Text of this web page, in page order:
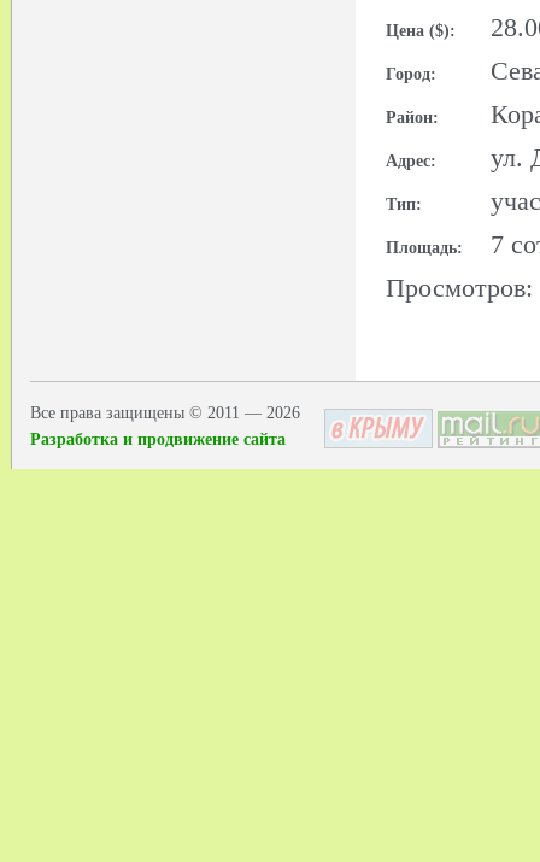
Цена ($):
Город:
Район:
Адрес: ул.
Тип:
Площадь:
7
Просмотров:
Все права защищены © 2011 — 2026
Разработка и продвижение сайта